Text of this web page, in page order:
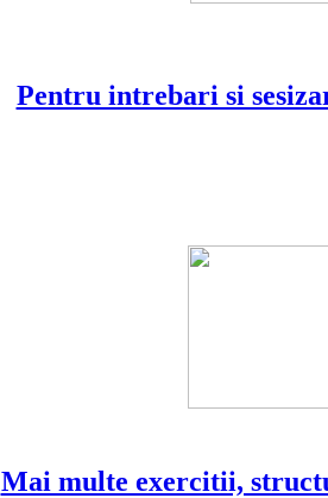
Pentru intrebari si
Mai multe exercitii,